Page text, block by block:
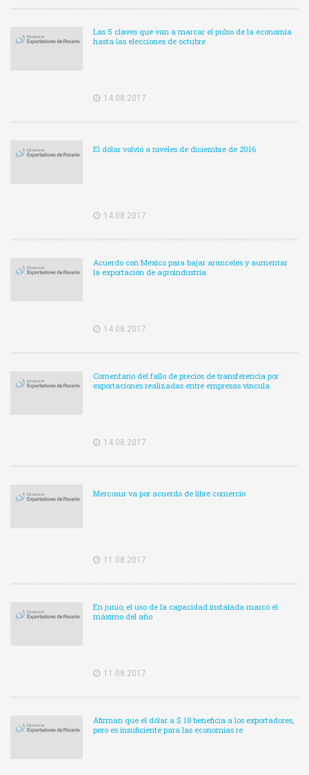
Las 5 claves que van a marcar el pulso de la economía
hasta las elecciones de octubre
14.08.2017
El dólar volvió a niveles de diciembre de 2016
14.08.2017
Acuerdo con México para bajar aranceles y aumentar
la exportación de agroindustria
14.08.2017
Comentario del fallo de precios de transferencia por
exportaciones realizadas entre empresas vincula
14.08.2017
Mercosur va por acuerdo de libre comercio
11.08.2017
En junio, el uso de la capacidad instalada marcó el
máximo del año
11.08.2017
Afirman que el dólar a $ 18 beneficia a los exportadores,
pero es insuficiente para las economías re